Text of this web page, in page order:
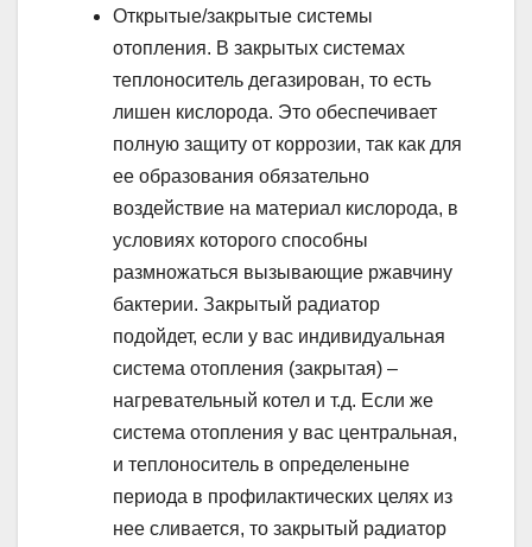
Открытые/закрытые системы
отопления. В закрытых системах
теплоноситель дегазирован, то есть
лишен кислорода. Это обеспечивает
полную защиту от коррозии, так как для
ее образования обязательно
воздействие на материал кислорода, в
условиях которого способны
размножаться вызывающие ржавчину
бактерии. Закрытый радиатор
подойдет, если у вас индивидуальная
система отопления (закрытая) –
нагревательный котел и т.д. Если же
система отопления у вас центральная,
и теплоноситель в определеныне
периода в профилактических целях из
нее сливается, то закрытый радиатор